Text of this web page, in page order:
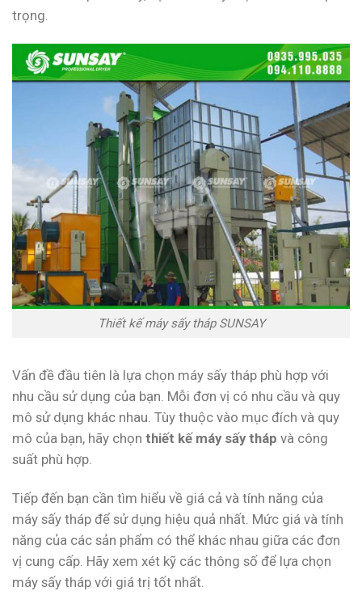
trọng.
Thiết kế máy sấy tháp SUNSAY
Vấn đề đầu tiên là lựa chọn máy sấy tháp phù hợp với
nhu cầu sử dụng của bạn. Mỗi đơn vị có nhu cầu và quy
mô sử dụng khác nhau. Tùy thuộc vào mục đích và quy
mô của bạn, hãy chọn thiết kế máy sấy tháp và công
suất phù hợp.
Tiếp đến bạn cần tìm hiểu về giá cả và tính năng của
máy sấy tháp để sử dụng hiệu quả nhất. Mức giá và tính
năng của các sản phẩm có thể khác nhau giữa các đơn
vị cung cấp. Hãy xem xét kỹ các thông số để lựa chọn
máy sấy tháp với giá trị tốt nhất.